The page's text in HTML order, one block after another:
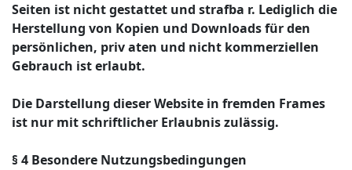
Seiten ist nicht gestattet und strafba r. Lediglich die
Herstellung von Kopien und Downloads für den
persönlichen, priv aten und nicht kommerziellen
Gebrauch ist erlaubt.
Die Darstellung dieser Website in fremden Frames
ist nur mit schriftlicher Erlaubnis zulässig.
§ 4 Besondere Nutzungsbedingungen